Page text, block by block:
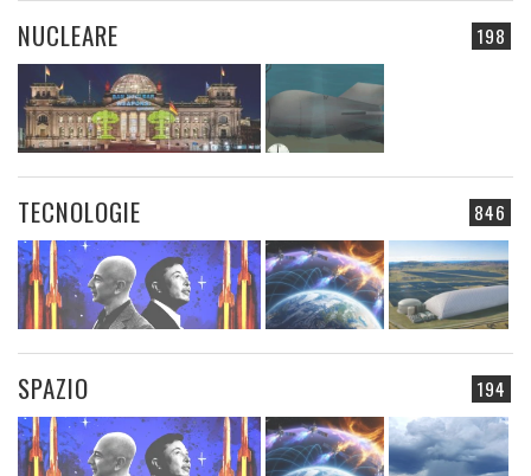
198
NUCLEARE
846
TECNOLOGIE
194
SPAZIO